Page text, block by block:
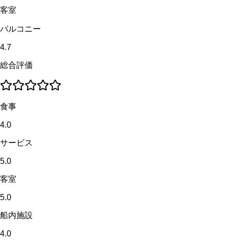
客室
バルコニー
4.7
総合評価
食事
4.0
サービス
5.0
客室
5.0
船内施設
4.0